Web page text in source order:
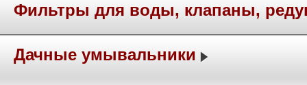
Фильтры для воды, клапаны,
Дачные умывальники